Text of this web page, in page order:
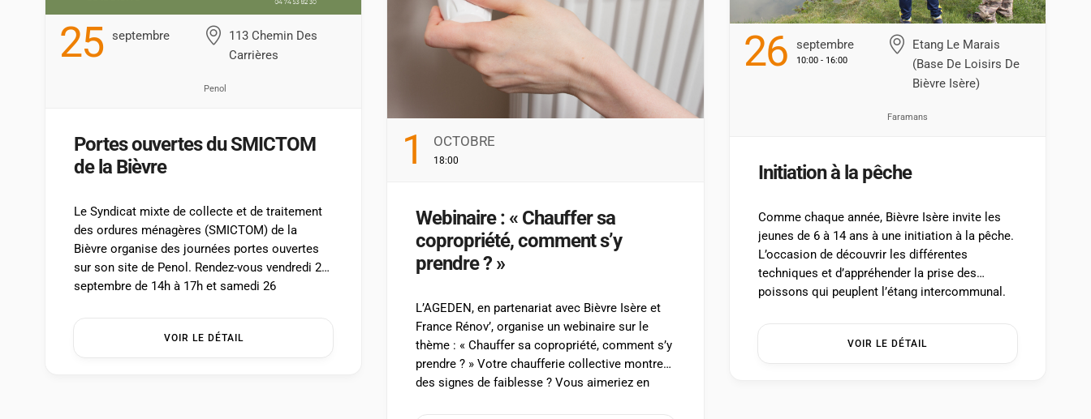
25 Septembre
113 Chemin Des
Carrières
Penol
Portes ouvertes du SMICTOM
de la Bièvre
Le Syndicat mixte de collecte et de traitement
des ordures ménagères (SMICTOM) de la
Bièvre organise des journées portes ouvertes
sur son site de Penol. Rendez-vous vendredi 25
septembre de 14h à 17h et samedi 26
VOIR LE DÉTAIL
26 Septembre
10:00 - 16:00
Etang Le Marais
(base De Loisirs De
Bièvre Isère)
Faramans
Initiation à la pêche
Comme chaque année, Bièvre Isère invite les
jeunes de 6 à 14 ans à une initiation à la pêche.
L’occasion de découvrir les différentes
techniques et d’appréhender la prise des
poissons qui peuplent l’étang intercommunal.
VOIR LE DÉTAIL
1 OCTOBRE
18:00
Webinaire : « Chauffer sa
copropriété, comment s’y
prendre ? »
L’AGEDEN, en partenariat avec Bièvre Isère et
France Rénov’, organise un webinaire sur le
thème : « Chauffer sa copropriété, comment s’y
prendre ? » Votre chaufferie collective montre
des signes de faiblesse ? Vous aimeriez en